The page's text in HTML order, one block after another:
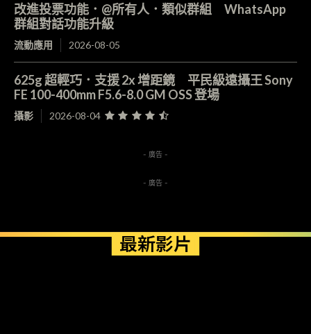
改進投票功能．@所有人．類似群組 WhatsApp
群組對話功能升級
流動應用 2026-08-05
625g 超輕巧．支援 2x 增距鏡 平民級遠攝王 Sony
FE 100-400mm F5.6-8.0 GM OSS 登場
攝影 2026-08-04
- 廣告 -
- 廣告 -
最新影片